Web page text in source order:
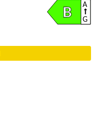
A
G
B